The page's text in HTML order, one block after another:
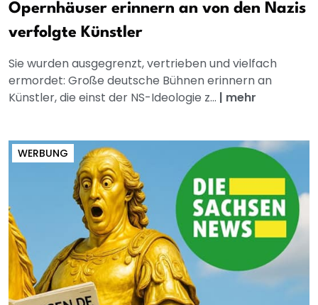
Opernhäuser erinnern an von den Nazis
verfolgte Künstler
Sie wurden ausgegrenzt, vertrieben und vielfach
ermordet: Große deutsche Bühnen erinnern an
Künstler, die einst der NS-Ideologie z... | mehr
WERBUNG